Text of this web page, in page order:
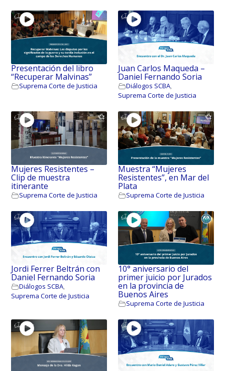
Presentación del libro
“Recuperar Malvinas”
Suprema Corte de Justicia
Juan Carlos Maqueda –
Daniel Fernando Soria
Diálogos SCBA,
Suprema Corte de Justicia
Mujeres Resistentes –
Clip de muestra
itinerante
Suprema Corte de Justicia
Muestra “Mujeres
Resistentes”, en Mar del
Plata
Suprema Corte de Justicia
Jordi Ferrer Beltrán con
Daniel Fernando Soria
Diálogos SCBA,
Suprema Corte de Justicia
10° aniversario del
primer juicio por Jurados
en la provincia de
Buenos Aires
Suprema Corte de Justicia